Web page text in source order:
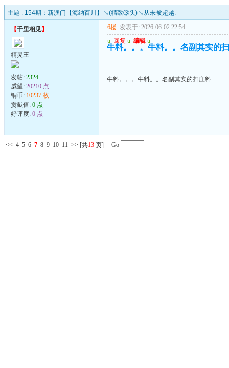
主题 : 154期：新澳门【海纳百川】↘(精致③头)↘从未被超越.
【千里相见】
精灵王
发帖: 2324
威望: 20210 点
铜币: 10237 枚
贡献值: 0 点
好评度: 0 点
6楼 发表于: 2026-06-02 22:54
u 回复 u 编辑 u
牛料。。。牛料。。名副其实的
牛料。。。牛料。。名副其实的扫庄料
<< 4 5 6 7 8 9 10 11 >> [共13 页] Go